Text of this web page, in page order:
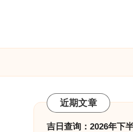
近期文章
吉日查询：2026年下